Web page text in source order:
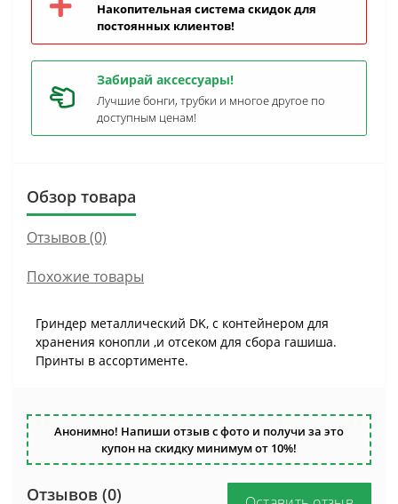
Накопительная система скидок для
постоянных клиентов!
Забирай аксессуары!
Лучшие бонги, трубки и многое другое по
доступным ценам!
Обзор товара
Отзывов (0)
Похожие товары
Гриндер металлический DK, с контейнером для
хранения конопли ,и отсеком для сбора гашиша.
Принты в ассортименте.
Анонимно! Напиши отзыв с фото и получи за это
купон на скидку минимум от 10%!
Отзывов (0)